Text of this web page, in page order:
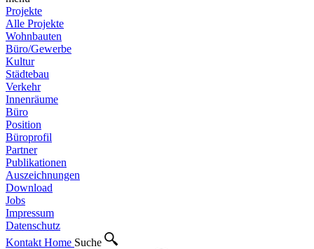
Projekte
Alle Projekte
Wohnbauten
Büro/Gewerbe
Kultur
Städtebau
Verkehr
Innenräume
Büro
Position
Büroprofil
Partner
Publikationen
Auszeichnungen
Download
Jobs
Impressum
Datenschutz
Kontakt Home Suche